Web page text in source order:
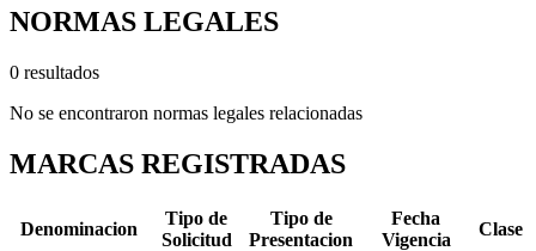
NORMAS LEGALES
0 resultados
No se encontraron normas legales relacionadas
MARCAS REGISTRADAS
Denominacion
Tipo de
Solicitud
Tipo de
Presentacion
Fecha
Vigencia
Clase